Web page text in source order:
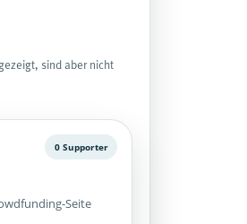
sind aber nicht
0 Supporter
Seite